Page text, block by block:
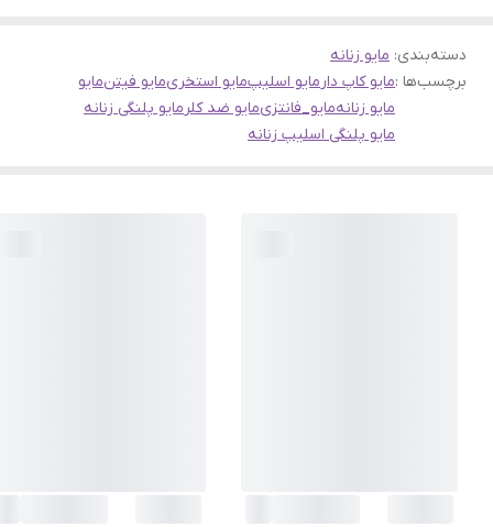
دسته‌بندی: مایو زنانه
برچسب‌ها :مایو کاپ دارمایو اسلیپمایو استخریمایو فیتنمایو
مایو زنانهمایو_فانتزیمایو ضد کلرمایو پلنگی زنانه
مایو پلنگی اسلیپ زنانه